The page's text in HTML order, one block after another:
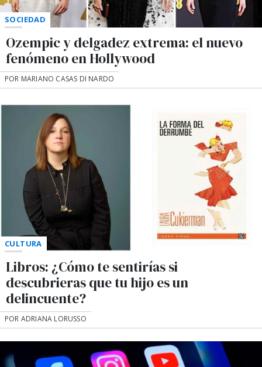
SOCIEDAD
Ozempic y delgadez extrema: el nuevo
fenómeno en Hollywood
POR MARIANO CASAS DI NARDO
CULTURA
Libros: ¿Cómo te sentirías si
descubrieras que tu hijo es un
delincuente?
POR ADRIANA LORUSSO